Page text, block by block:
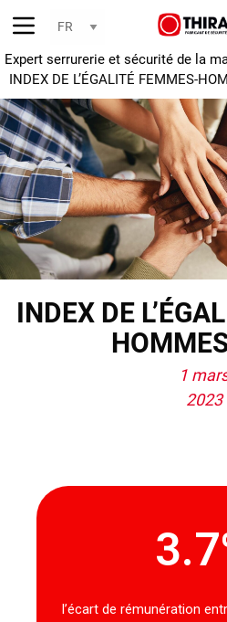
Expert serrurerie et sécurité de la
INDEX DE L’ÉGALITÉ FEMMES-
INDEX DE
1
2023
3.7
l’écart de rémunération